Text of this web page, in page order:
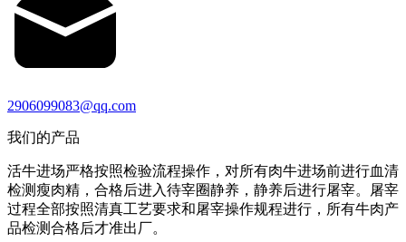
2906099083@qq.com
我们的产品
活牛进场严格按照检验流程操作，对所有肉牛进场前进行血清
检测瘦肉精，合格后进入待宰圈静养，静养后进行屠宰。屠宰
过程全部按照清真工艺要求和屠宰操作规程进行，所有牛肉产
品检测合格后才准出厂。